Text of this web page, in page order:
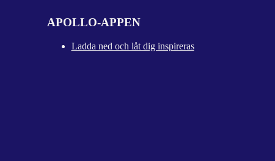
APOLLO-APPEN
Ladda ned och låt dig inspireras